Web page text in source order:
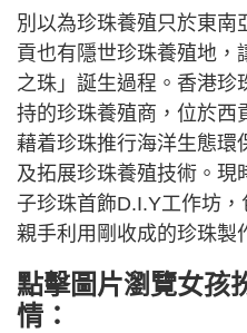
別以為珍珠養殖只於東南
貢也有隱世珍珠養殖地，
之珠」誕生過程。香港珍
持的珍珠養殖商，位於西
藉着珍珠推行海洋生態環
及拓展珍珠養殖技術。現
子珍珠首飾D.I.Y工作坊
親手利用剛收成的珍珠製
點擊圖片瀏覽女孩
情：